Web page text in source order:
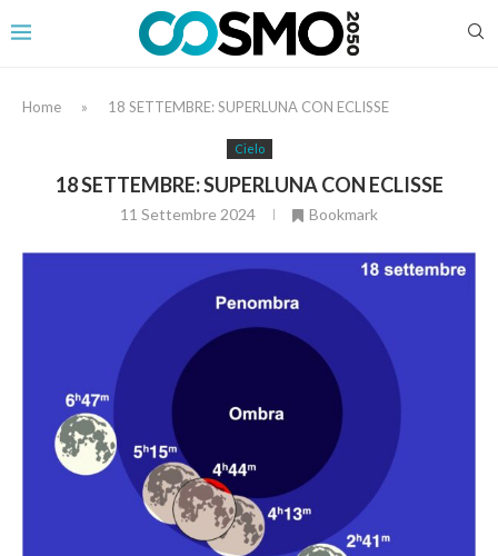
Home » 18 SETTEMBRE: SUPERLUNA CON ECLISSE
Cielo
18 SETTEMBRE: SUPERLUNA CON ECLISSE
11 Settembre 2024 Bookmark